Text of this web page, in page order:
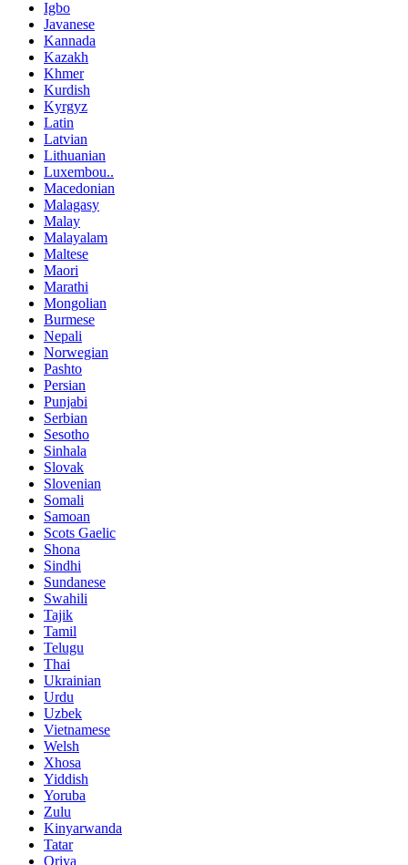
Igbo
Javanese
Kannada
Kazakh
Khmer
Kurdish
Kyrgyz
Latin
Latvian
Lithuanian
Luxembou..
Macedonian
Malagasy
Malay
Malayalam
Maltese
Maori
Marathi
Mongolian
Burmese
Nepali
Norwegian
Pashto
Persian
Punjabi
Serbian
Sesotho
Sinhala
Slovak
Slovenian
Somali
Samoan
Scots Gaelic
Shona
Sindhi
Sundanese
Swahili
Tajik
Tamil
Telugu
Thai
Ukrainian
Urdu
Uzbek
Vietnamese
Welsh
Xhosa
Yiddish
Yoruba
Zulu
Kinyarwanda
Tatar
Oriya